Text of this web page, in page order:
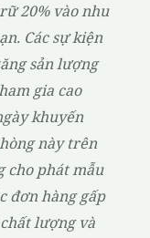
20% vào nhu
Các sự kiện
sản lượng
gia cao
khuyến
này trên
cho phát mẫu
đơn hàng gấp
lượng và